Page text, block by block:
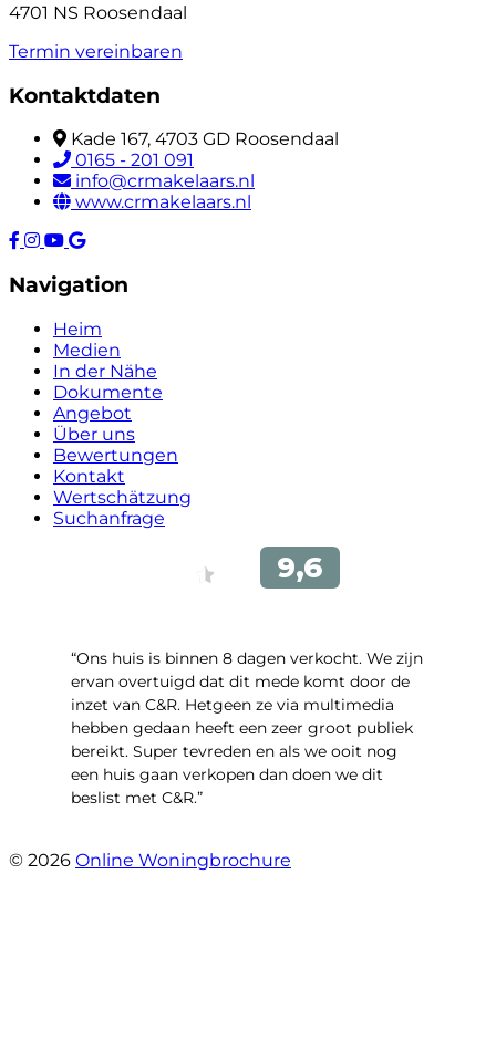
4701 NS Roosendaal
Termin vereinbaren
Kontaktdaten
Kade 167, 4703 GD Roosendaal
0165 - 201 091
info@crmakelaars.nl
www.crmakelaars.nl
Navigation
Heim
Medien
In der Nähe
Dokumente
Angebot
Über uns
Bewertungen
Kontakt
Wertschätzung
Suchanfrage
“Ons huis is binnen 8 dagen verkocht. We zijn
ervan overtuigd dat dit mede komt door de
inzet van C&R. Hetgeen ze via multimedia
hebben gedaan heeft een zeer groot publiek
bereikt. Super tevreden en als we ooit nog
een huis gaan verkopen dan doen we dit
beslist met C&R.”
© 2026 Online Woningbrochure